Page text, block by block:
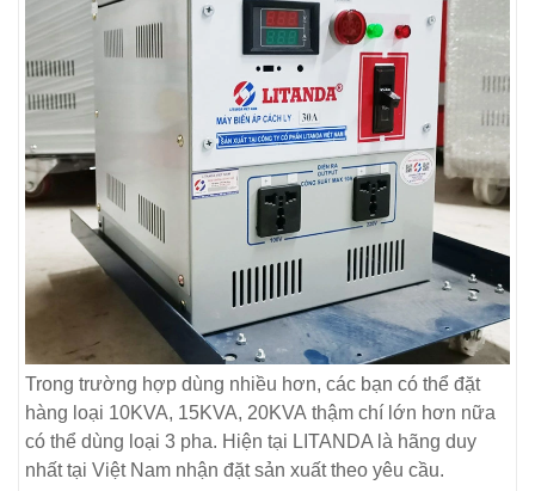
Trong trường hợp dùng nhiều hơn, các bạn có thể đặt
hàng loại 10KVA, 15KVA, 20KVA thậm chí lớn hơn nữa
có thể dùng loại 3 pha. Hiện tại LITANDA là hãng duy
nhất tại Việt Nam nhận đặt sản xuất theo yêu cầu.